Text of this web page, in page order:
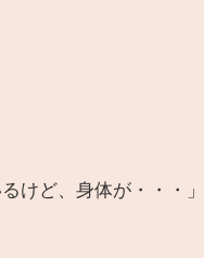
けど、身体が・・・」